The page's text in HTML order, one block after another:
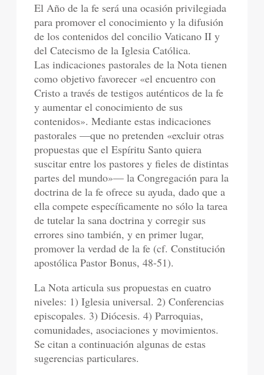
El Año de la fe será una ocasión privilegiada
para promover el conocimiento y la difusión
de los contenidos del concilio Vaticano II y
del Catecismo de la Iglesia Católica.
Las indicaciones pastorales de la Nota tienen
como objetivo favorecer «el encuentro con
Cristo a través de testigos auténticos de la fe
y aumentar el conocimiento de sus
contenidos». Mediante estas indicaciones
pastorales —que no pretenden «excluir otras
propuestas que el Espíritu Santo quiera
suscitar entre los pastores y fieles de distintas
partes del mundo»— la Congregación para la
doctrina de la fe ofrece su ayuda, dado que a
ella compete específicamente no sólo la tarea
de tutelar la sana doctrina y corregir sus
errores sino también, y en primer lugar,
promover la verdad de la fe (cf. Constitución
apostólica Pastor Bonus, 48-51).
La Nota articula sus propuestas en cuatro
niveles: 1) Iglesia universal. 2) Conferencias
episcopales. 3) Diócesis. 4) Parroquias,
comunidades, asociaciones y movimientos.
Se citan a continuación algunas de estas
sugerencias particulares.